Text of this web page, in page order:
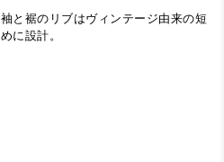
袖と裾のリブはヴィンテージ由来の短
めに設計。